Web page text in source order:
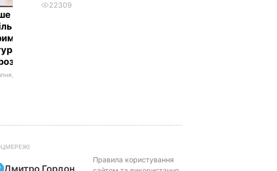
три інгредієнти
хвилин – і ви
вдома
16.17
22309
Дмитро Гордон
Правила користування